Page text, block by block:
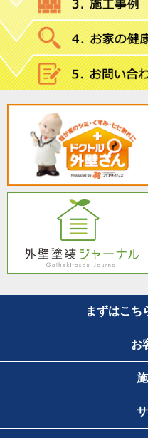
まずはこち
お